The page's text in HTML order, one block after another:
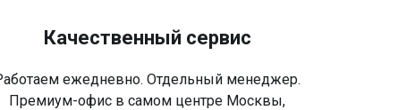
Качественный сервис
ежедневно. Отдельный менеджер.
Премиум-офис в самом центре Москвы,